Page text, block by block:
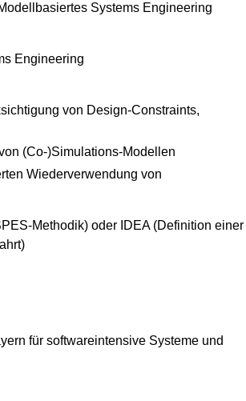
Systems Engineering
Engineering
von Design-Constraints,
(Co-)Simulations-Modellen
Wiederverwendung von
Methodik) oder IDEA (Definition einer
für softwareintensive Systeme und